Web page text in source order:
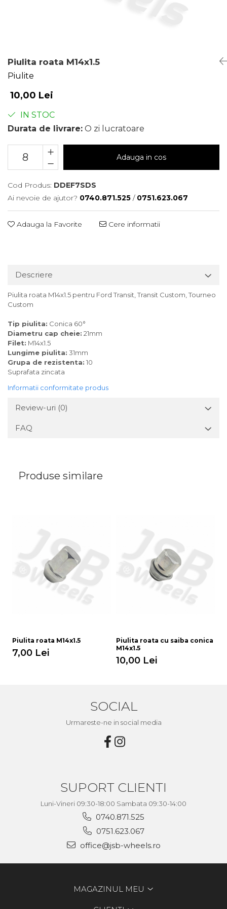
Piulita roata M14x1.5
Piulite
10,00 Lei
IN STOC
Durata de livrare: O zi lucratoare
Adauga in cos
Cod Produs: DDEF7SDS
Ai nevoie de ajutor? 0740.871.525 / 0751.623.067
Adauga la Favorite Cere informatii
Descriere
Piulita roata M14x1.5 pentru Ford Transit, Transit Custom, Tourneo
Custom
Tip piulita: Conica 60°
Diametru cap cheie: 21mm
Filet: M14x1.5
Lungime piulita: 31mm
Grupa de rezistenta: 10
Suprafata zincata
Informatii conformitate produs
Review-uri (0)
FAQ
Produse similare
Piulita roata M14x1.5
7,00 Lei
Piulita roata cu saiba conica
M14x1.5
10,00 Lei
SOCIAL
Urmareste-ne in social media
SUPORT CLIENTI
Luni-Vineri 09:30-18:00 Sambata 09:30-14:00
0740.871.525
0751.623.067
office@jsb-wheels.ro
MAGAZINUL MEU